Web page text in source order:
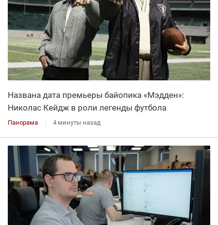
Названа дата премьеры байопика «Мэдден»:
Николас Кейдж в роли легенды футбола
Панорама 4 минуты назад